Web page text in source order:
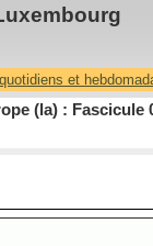
quotidiens et
(la) : Fascicule